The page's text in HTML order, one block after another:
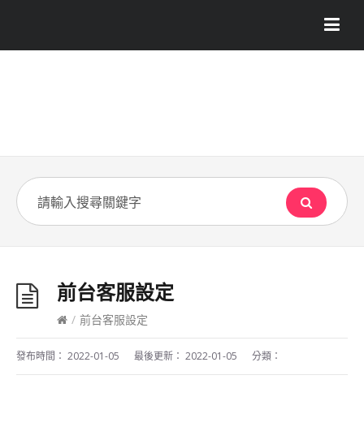
前台客服設定
/ 前台客服設定
發布時間： 2022-01-05 最後更新： 2022-01-05 分類：